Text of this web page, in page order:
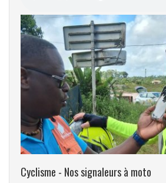
Cyclisme - Nos signaleurs à moto